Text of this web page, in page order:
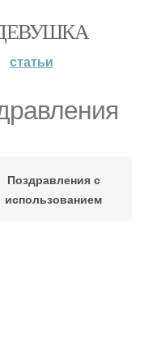
статьи
Поздравления с
использованием